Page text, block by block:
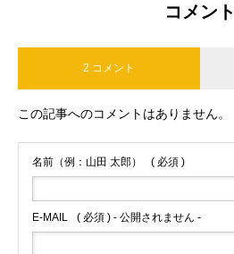
コメント
2 コメント
この記事へのコメントはありません。
名前（例：山田 太郎） ( 必須 )
E-MAIL ( 必須 ) - 公開されません -